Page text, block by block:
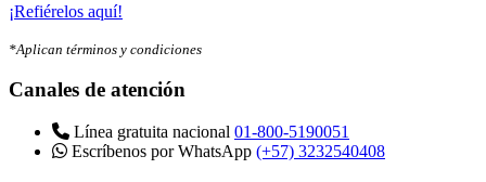
¡Refiérelos aquí!
*Aplican términos y condiciones
Canales de atención
Línea gratuita nacional 01-800-5190051
Escríbenos por WhatsApp (+57) 3232540408